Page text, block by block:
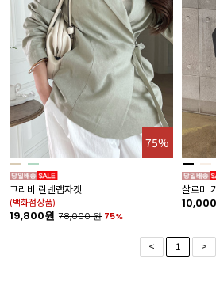
75%
그리비 린넨랩자켓
(백화점상품)
19,800원 78,000원 75%
살로미
< 1 >